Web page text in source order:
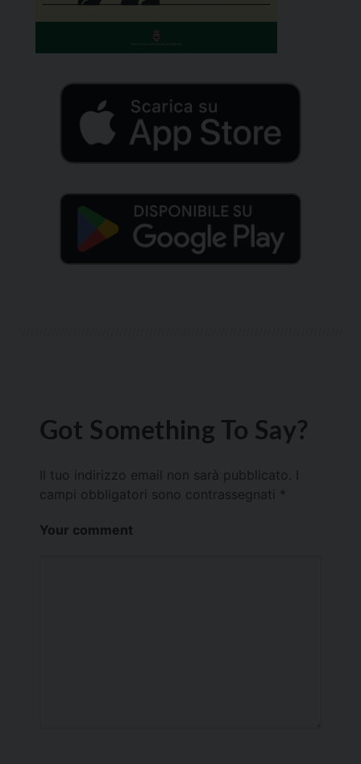
Got Something To Say?
Il tuo indirizzo email non sarà pubblicato.
campi obbligatori sono contrassegnati *
Your comment